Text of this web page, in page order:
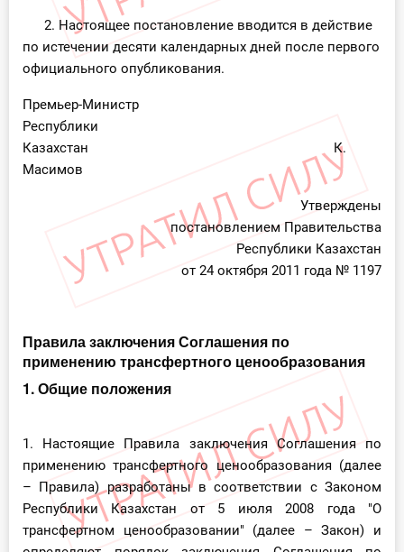
Кадры. Труд. Зарплата.
Учет по отраслям
Юридический помощник
Интернет-магазин
Тарифы
бухгалтера
2. Настоящее постановление вводится в действие
по истечении десяти календарных дней после первого
официального опубликования.
Премьер-Министр
Республики
Казахстан К.
Масимов
Утверждены
постановлением Правительства
Республики Казахстан
от 24 октября 2011 года № 1197
Правила заключения Соглашения по
применению трансфертного ценообразования
1. Общие положения
1. Настоящие Правила заключения Соглашения по
применению трансфертного ценообразования (далее
– Правила) разработаны в соответствии с Законом
Республики Казахстан от 5 июля 2008 года "О
трансфертном ценообразовании" (далее – Закон) и